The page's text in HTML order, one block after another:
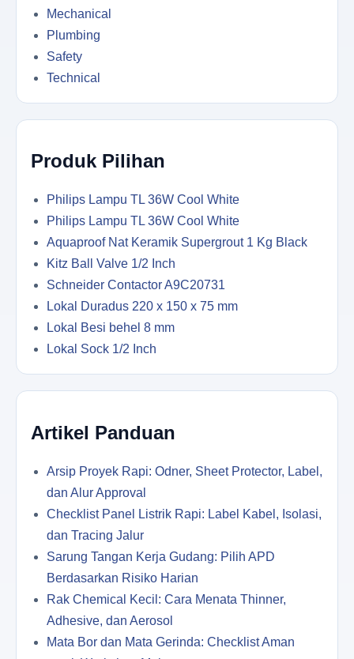
Mechanical
Plumbing
Safety
Technical
Produk Pilihan
Philips Lampu TL 36W Cool White
Philips Lampu TL 36W Cool White
Aquaproof Nat Keramik Supergrout 1 Kg Black
Kitz Ball Valve 1/2 Inch
Schneider Contactor A9C20731
Lokal Duradus 220 x 150 x 75 mm
Lokal Besi behel 8 mm
Lokal Sock 1/2 Inch
Artikel Panduan
Arsip Proyek Rapi: Odner, Sheet Protector, Label,
dan Alur Approval
Checklist Panel Listrik Rapi: Label Kabel, Isolasi,
dan Tracing Jalur
Sarung Tangan Kerja Gudang: Pilih APD
Berdasarkan Risiko Harian
Rak Chemical Kecil: Cara Menata Thinner,
Adhesive, dan Aerosol
Mata Bor dan Mata Gerinda: Checklist Aman